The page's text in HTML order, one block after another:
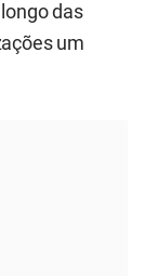
das
um